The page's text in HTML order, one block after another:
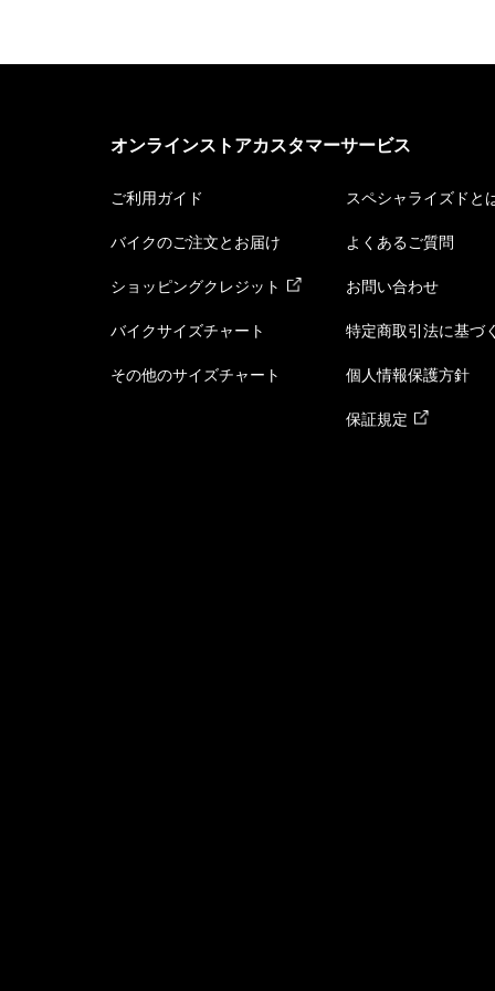
オンラインストアカスタマーサービス
ご利用ガイド
バイクのご注文とお届け
ショッピングクレジット
バイクサイズチャート
その他のサイズチャート
スペシャライズドと
よくあるご質問
お問い合わせ
特定商取引法に基づ
個人情報保護方針
保証規定